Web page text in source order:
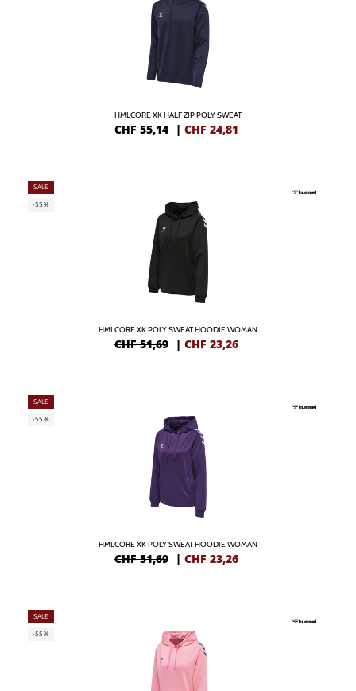
HMLCORE XK HALF ZIP POLY SWEAT
CHF 55,14 | CHF 24,81
SALE
-55%
HMLCORE XK POLY SWEAT HOODIE WOMAN
CHF 51,69 | CHF 23,26
SALE
-55%
HMLCORE XK POLY SWEAT HOODIE WOMAN
CHF 51,69 | CHF 23,26
SALE
-55%